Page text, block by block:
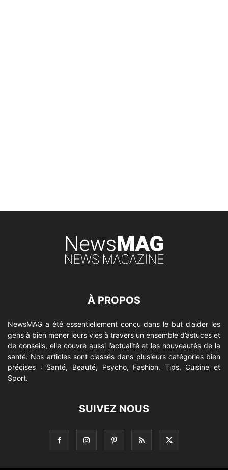
À PROPOS
NewsMAG a été essentiellement conçu dans le but d’aider les
gens à bien mener leurs vies à travers un ensemble d’astuces et
de conseils, elle couvre aussi l’actualité et les nouveautés de la
santé. Nos articles sont classés dans plusieurs catégories bien
précises : Santé, Beauté, Psycho, Fashion, Tips, Cuisine et
Sport.
SUIVEZ NOUS